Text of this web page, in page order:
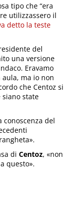
tipo che “era
utilizzassero il
detto la teste
del
una versione
Eravamo
aula, ma io non
che Centoz si
siano state
conoscenza del
diCentoz, «non
questo».